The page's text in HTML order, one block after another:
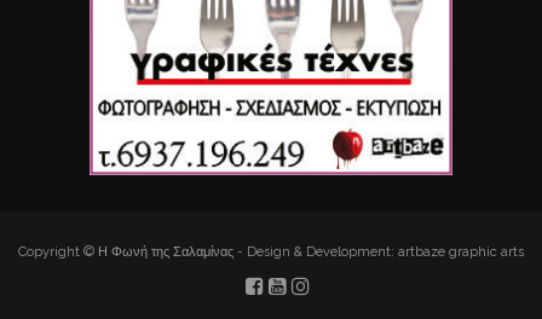
Copyright © Η Φωνή της Σαλαμίνας - Design & Development: artbaze graphic arts